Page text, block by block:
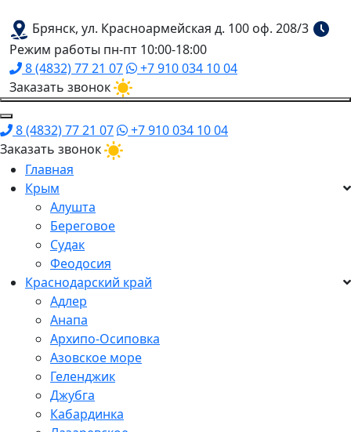
Брянск, ул. Красноармейская д. 100 оф. 208/3
Режим работы пн-пт 10:00-18:00
8 (4832) 77 21 07
+7 910 034 10 04
Заказать звонок
8 (4832) 77 21 07
+7 910 034 10 04
Заказать звонок
Главная
Крым
Алушта
Береговое
Судак
Феодосия
Краснодарский край
Адлер
Анапа
Архипо-Осиповка
Азовское море
Геленджик
Джубга
Кабардинка